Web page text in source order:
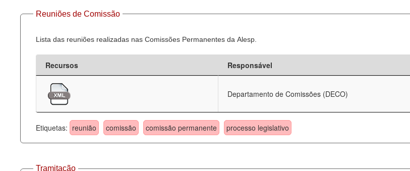
Reuniões de Comissão
Lista das reuniões realizadas nas Comissões Permanentes da Alesp.
Recursos Responsável
Departamento de Comissões (DECO)
Etiquetas: reunião comissão comissão permanente processo legislativo
Tramitação